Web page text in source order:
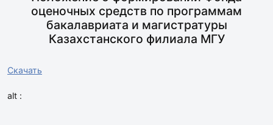
оценочных средств по программам
бакалавриата и магистратуры
Казахстанского филиала МГУ
Скачать
alt :